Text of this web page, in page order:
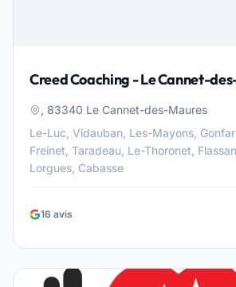
Creed Coaching - Le Cannet-
, 83340 Le Cannet-des-Maures
Le-Luc, Vidauban, Les-Mayons,
Freinet, Taradeau, Le-Thoronet,
Lorgues, Cabasse
16 avis